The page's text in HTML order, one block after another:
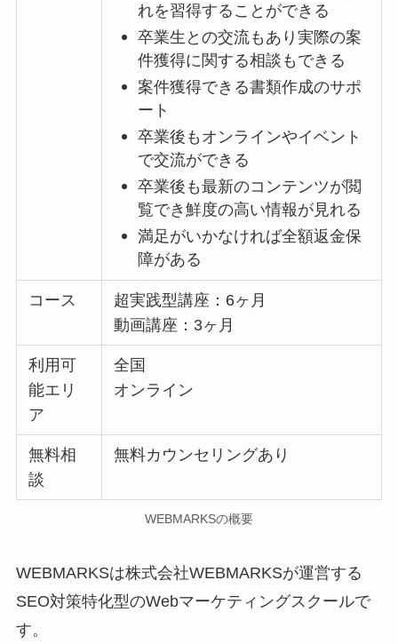
れを習得することができる
卒業生との交流もあり実際の案
件獲得に関する相談もできる
案件獲得できる書類作成のサポ
ート
卒業後もオンラインやイベント
で交流ができる
卒業後も最新のコンテンツが閲
覧でき鮮度の高い情報が見れる
満足がいかなければ全額返金保
障がある
コース
超実践型講座：6ヶ月
動画講座：3ヶ月
利用可
能エリ
ア
全国
オンライン
無料相
談
無料カウンセリングあり
WEBMARKSの概要
WEBMARKSは株式会社WEBMARKSが運営する
SEO対策特化型のWebマーケティングスクールで
す。